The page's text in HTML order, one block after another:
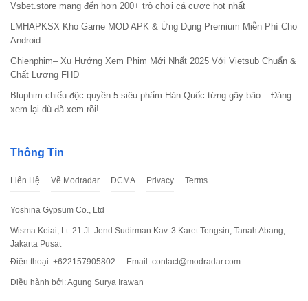
Vsbet.store mang đến hơn 200+ trò chơi cá cược hot nhất
LMHAPKSX Kho Game MOD APK & Ứng Dụng Premium Miễn Phí Cho
Android
Ghienphim– Xu Hướng Xem Phim Mới Nhất 2025 Với Vietsub Chuẩn &
Chất Lượng FHD
Bluphim chiếu độc quyền 5 siêu phẩm Hàn Quốc từng gây bão – Đáng
xem lại dù đã xem rồi!
Thông Tin
Liên Hệ Về Modradar DCMA Privacy Terms
Yoshina Gypsum Co., Ltd
Wisma Keiai, Lt. 21 Jl. Jend.Sudirman Kav. 3 Karet Tengsin, Tanah Abang,
Jakarta Pusat
Điện thoại: +622157905802
Email: contact@modradar.com
Điều hành bởi: Agung Surya Irawan